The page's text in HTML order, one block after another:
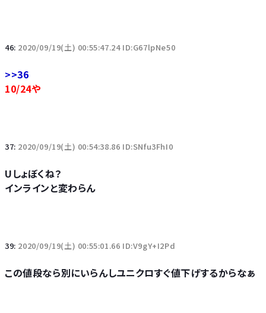
46: 2020/09/19(土) 00:55:47.24 ID:G67lpNe50
>>36
10/24や
37: 2020/09/19(土) 00:54:38.86 ID:SNfu3FhI0
Uしょぼくね？
インラインと変わらん
39: 2020/09/19(土) 00:55:01.66 ID:V9gY+I2Pd
この値段なら別にいらんしユニクロすぐ値下げするからなぁ